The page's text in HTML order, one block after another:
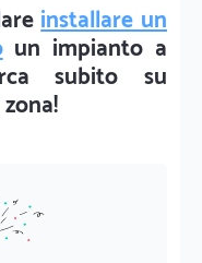
installare un
un impianto a
subito su